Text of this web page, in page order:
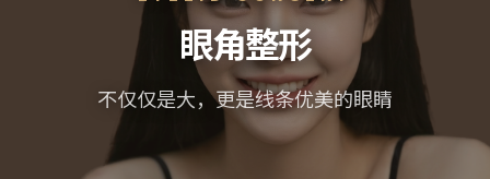
眼角整形
不仅仅是大，更是线条优美的眼睛